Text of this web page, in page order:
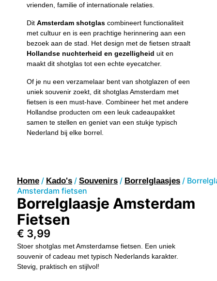
vrienden, familie of internationale relaties.
Dit Amsterdam shotglas combineert functionaliteit
met cultuur en is een prachtige herinnering aan een
bezoek aan de stad. Het design met de fietsen straalt
Hollandse nuchterheid en gezelligheid uit en
maakt dit shotglas tot een echte eyecatcher.
Of je nu een verzamelaar bent van shotglazen of een
uniek souvenir zoekt, dit shotglas Amsterdam met
fietsen is een must-have. Combineer het met andere
Hollandse producten om een leuk cadeaupakket
samen te stellen en geniet van een stukje typisch
Nederland bij elke borrel.
Home / Kado's / Souvenirs / Borrelglaasjes /
Amsterdam fietsen
Borrelglaasje Amsterdam
Fietsen
€ 3,99
Stoer shotglas met Amsterdamse fietsen. Een uniek
souvenir of cadeau met typisch Nederlands karakter.
Stevig, praktisch en stijlvol!